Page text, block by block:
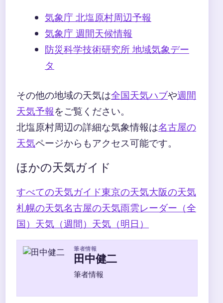
気象庁 北塩原村周辺予報
気象庁 週間天候情報
防災科学技術研究所 地域気象デー
タ
その他の地域の天気は全国天気ハブや週間
天気予報をご覧ください。
北塩原村周辺の詳細な気象情報は名古屋の
天気ページからもアクセス可能です。
ほかの天気ガイド
すべての天気ガイド東京の天気大阪の天気
札幌の天気名古屋の天気雨雲レーダー（全
国） 天気（週間） 天気（明日）
筆者情報
田中健二
筆者情報